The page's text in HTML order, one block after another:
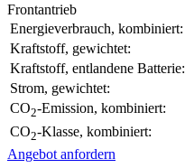
Frontantrieb
Energieverbrauch, kombiniert:
Kraftstoff, gewichtet:
Kraftstoff, entlandene Batterie:
Strom, gewichtet:
CO2-Emission, kombiniert:
CO2-Klasse, kombiniert:
Angebot anfordern